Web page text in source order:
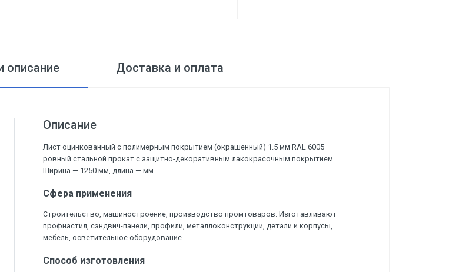
описание Доставка и оплата
Описание
Лист оцинкованный с полимерным покрытием (окрашенный) 1.5 мм RAL 6005 —
ровный стальной прокат с защитно-декоративным лакокрасочным покрытием.
Ширина — 1250 мм, длина — мм.
Сфера применения
Строительство, машиностроение, производство промтоваров. Изготавливают
профнастил, сэндвич-панели, профили, металлоконструкции, детали и корпусы,
мебель, осветительное оборудование.
Способ изготовления